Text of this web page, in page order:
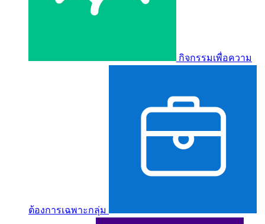
กิจกรรมเพื่อความ
ต้องการเฉพาะกลุ่ม